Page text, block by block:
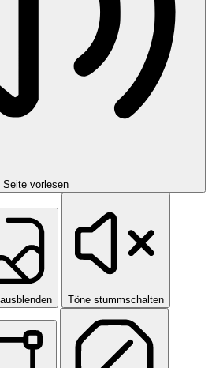
Seite vorlesen
Töne stummschalten